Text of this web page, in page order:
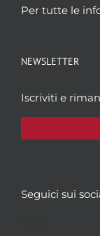
Per tutte le
NEWSLETTER
Iscriviti e
Seguici sui